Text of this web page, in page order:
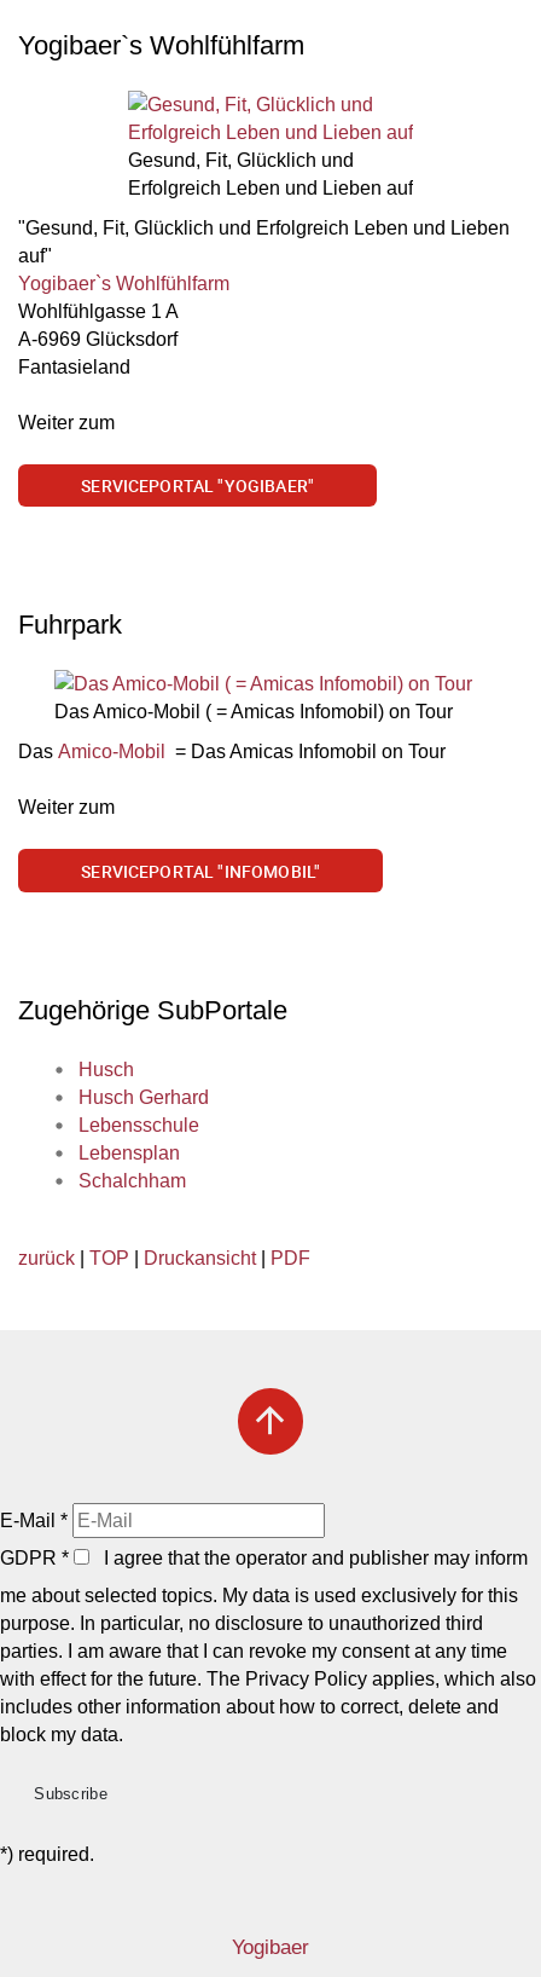
Yogibaer`s Wohlfühlfarm
Gesund, Fit, Glücklich und
Erfolgreich Leben und Lieben auf
"Gesund, Fit, Glücklich und Erfolgreich Leben und Lieben
auf"
Yogibaer`s Wohlfühlfarm
Wohlfühlgasse 1 A
A-6969 Glücksdorf
Fantasieland
Weiter zum
SERVICEPORTAL "YOGIBAER"
Fuhrpark
Das Amico-Mobil ( = Amicas Infomobil) on Tour
Das Amico-Mobil = Das Amicas Infomobil on Tour
Weiter zum
SERVICEPORTAL "INFOMOBIL"
Zugehörige SubPortale
Husch
Husch Gerhard
Lebensschule
Lebensplan
Schalchham
zurück TOP Druckansicht| PDF
arrow_upward
E-Mail *
GDPR *
I agree that the operator and publisher may inform
me about selected topics. My data is used exclusively for this
purpose. In particular, no disclosure to unauthorized third
parties. I am aware that I can revoke my consent at any time
with effect for the future. The Privacy Policy applies, which also
includes other information about how to correct, delete and
block my data.
*) required.
Yogibaer